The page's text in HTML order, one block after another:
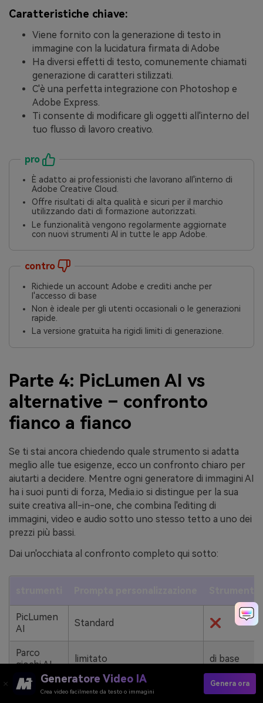
Caratteristiche chiave:
Viene fornito con la generazione di testo in
immagine con la lucidatura firmata di Adobe
Ha diversi effetti di testo, comunemente chiamati
generazione di caratteri stilizzati.
C'è una perfetta integrazione con Photoshop e
Adobe Express.
Ti consente di modificare gli oggetti all'interno del
tuo flusso di lavoro creativo.
pro
È adatto ai professionisti che lavorano all'interno di
Adobe Creative Cloud.
Offre risultati di alta qualità e sicuri per il marchio
utilizzando dati di formazione autorizzati.
Le funzionalità vengono regolarmente aggiornate
con nuovi strumenti AI in tutte le app Adobe.
contro
Richiede un account Adobe e crediti anche per
l'accesso di base
Non è ideale per gli utenti occasionali o le generazioni
rapide.
La versione gratuita ha rigidi limiti di generazione.
Parte 4: PicLumen AI vs
alternative – confronto
fianco a fianco
Se ti stai ancora chiedendo quale strumento si adatta
meglio alle tue esigenze, ecco un confronto chiaro per
aiutarti a decidere. Mentre ogni generatore di immagini AI
ha i suoi punti di forza, Media.io si distingue per la sua
suite creativa all-in-one, che combina l'editing di
immagini, video e audio sotto uno stesso tetto a uno dei
prezzi più bassi.
Dai un'occhiata al confronto completo qui sotto:
PicLumen
AI
Standard ❌
Parco
giochi AI
limitato di base
Diffusione
avanzato ❌
Generatore Video IA
Crea video facilmente da testo o immagini
Genera ora